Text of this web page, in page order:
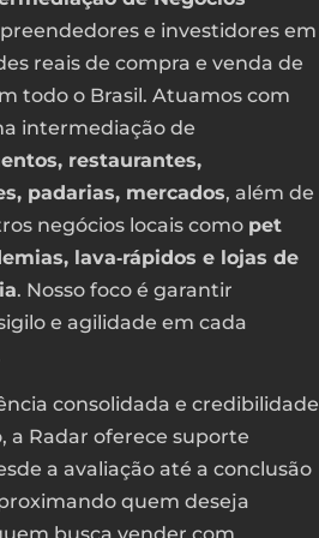
visita e conheça os detalhes!
e investidores em
reais de compra e venda de
todo o Brasil. Atuamos com
intermediação de
restaurantes,
padarias, mercados, além de
negócios locais como pet
lava‑rápidos e lojas de
. Nosso foco é garantir
e agilidade em cada
consolidada e credibilidade
a Radar oferece suporte
a avaliação até a conclusão
quem deseja